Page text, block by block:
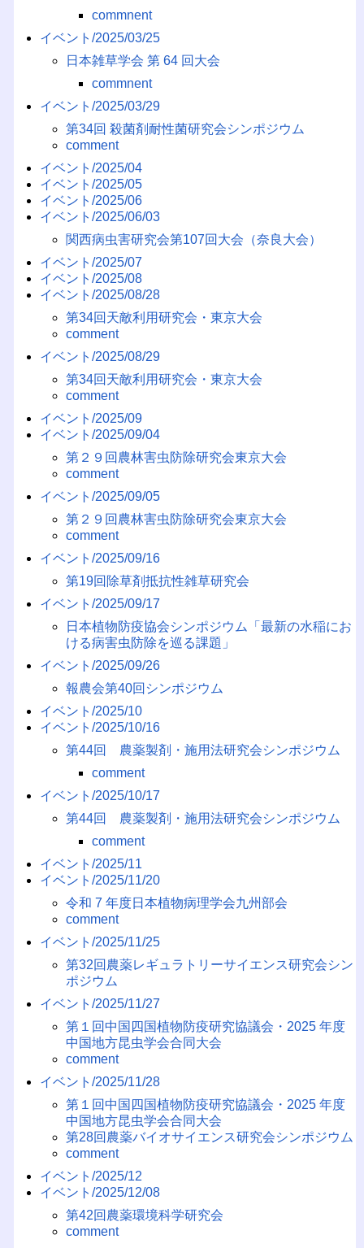
commnent
イベント/2025/03/25
日本雑草学会 第 64 回大会
commnent
イベント/2025/03/29
第34回 殺菌剤耐性菌研究会シンポジウム
comment
イベント/2025/04
イベント/2025/05
イベント/2025/06
イベント/2025/06/03
関西病虫害研究会第107回大会（奈良大会）
イベント/2025/07
イベント/2025/08
イベント/2025/08/28
第34回天敵利用研究会・東京大会
comment
イベント/2025/08/29
第34回天敵利用研究会・東京大会
comment
イベント/2025/09
イベント/2025/09/04
第２９回農林害虫防除研究会東京大会
comment
イベント/2025/09/05
第２９回農林害虫防除研究会東京大会
comment
イベント/2025/09/16
第19回除草剤抵抗性雑草研究会
イベント/2025/09/17
日本植物防疫協会シンポジウム「最新の水稲にお
ける病害虫防除を巡る課題」
イベント/2025/09/26
報農会第40回シンポジウム
イベント/2025/10
イベント/2025/10/16
第44回 農薬製剤・施用法研究会シンポジウム
comment
イベント/2025/10/17
第44回 農薬製剤・施用法研究会シンポジウム
comment
イベント/2025/11
イベント/2025/11/20
令和 7 年度日本植物病理学会九州部会
comment
イベント/2025/11/25
第32回農薬レギュラトリーサイエンス研究会シン
ポジウム
イベント/2025/11/27
第１回中国四国植物防疫研究協議会・2025 年度
中国地方昆虫学会合同大会
comment
イベント/2025/11/28
第１回中国四国植物防疫研究協議会・2025 年度
中国地方昆虫学会合同大会
第28回農薬バイオサイエンス研究会シンポジウム
comment
イベント/2025/12
イベント/2025/12/08
第42回農薬環境科学研究会
comment